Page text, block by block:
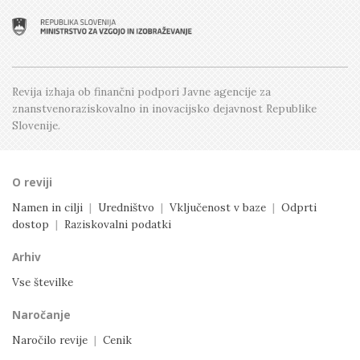
Številka 1, Februar
Revija izhaja ob finančni podpori Javne agencije za
znanstvenoraziskovalno in inovacijsko dejavnost Republike
Slovenije.
O reviji
Namen in cilji | Uredništvo | Vključenost v baze | Odprti
dostop | Raziskovalni podatki
Arhiv
Vse številke
Naročanje
Naročilo revije | Cenik